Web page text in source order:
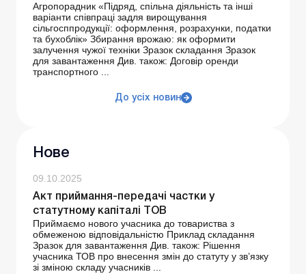
Агропорадник «Підряд, спільна діяльність та інші
варіанти співпраці задля вирощування
сільгосппродукції: оформлення, розрахунки, податки
та бухоблік» Збирання врожаю: як оформити
залучення чужої техніки Зразок складання Зразок
для завантаження Див. також: Договір оренди
транспортного ...
До усіх новин
Нове
09.10.2025
Акт приймання-передачі частки у
статутному капіталі ТОВ
Приймаємо нового учасника до товариства з
обмеженою відповідальністю Приклад складання
Зразок для завантаження Див. також: Рішення
учасника ТОВ про внесення змін до статуту у зв’язку
зі зміною складу учасників ...